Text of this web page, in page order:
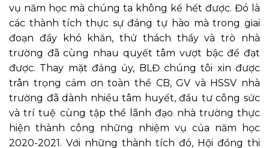
vụ năm học mà chúng ta không kể hết được. Đó là
các thành tích thực sự đáng tự hào mà trong giai
đoạn đầy khó khăn, thử thách thầy và trò nhà
trường đã cùng nhau quyết tâm vượt bậc để đạt
được. Thay mặt đảng ủy, BLĐ chúng tôi xin được
trân trọng cảm ơn toàn thể CB, GV và HSSV nhà
trường đã dành nhiều tâm huyết, đầu tư công sức
và trí tuệ cùng tập thể lãnh đạo nhà trường thực
hiện thành công những nhiệm vụ của năm học
2020-2021. Với những thành tích đó, Hội đồng thi